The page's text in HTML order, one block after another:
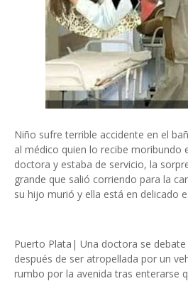
Niño sufre terrible accidente en el
al médico quien lo recibe moribundo
doctora y estaba de servicio, la
grande que salió corriendo para la
su hijo murió y ella está en delicado
Puerto Plata| Una doctora se
después de ser atropellada por un
rumbo por la avenida tras enterarse